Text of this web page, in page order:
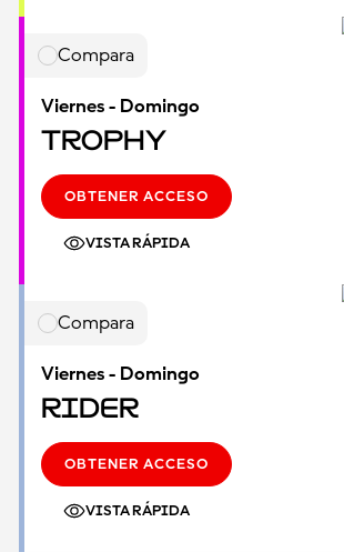
Compara
Viernes - Domingo
Trophy
OBTENER ACCESO
VISTA RÁPIDA
Compara
Viernes - Domingo
Rider
OBTENER ACCESO
VISTA RÁPIDA